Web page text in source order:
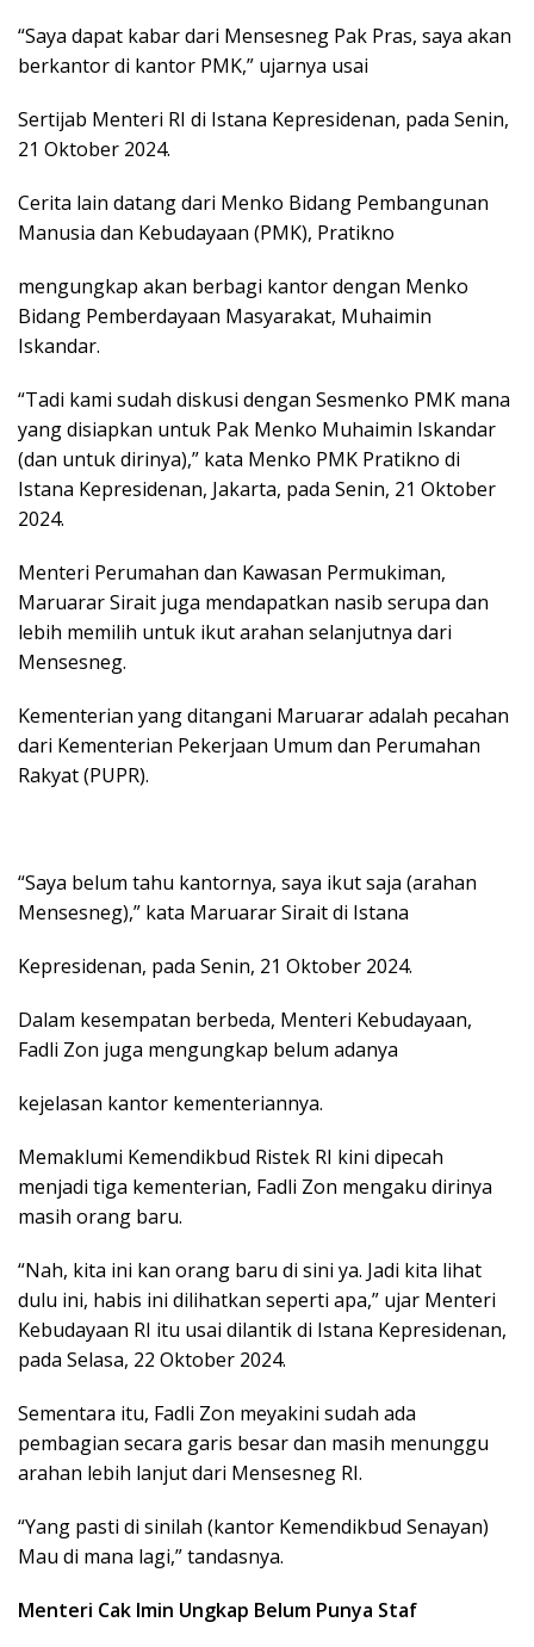
“Saya dapat kabar dari Mensesneg Pak Pras, saya akan
berkantor di kantor PMK,” ujarnya usai
Sertijab Menteri RI di Istana Kepresidenan, pada Senin,
21 Oktober 2024.
Cerita lain datang dari Menko Bidang Pembangunan
Manusia dan Kebudayaan (PMK), Pratikno
mengungkap akan berbagi kantor dengan Menko
Bidang Pemberdayaan Masyarakat, Muhaimin
Iskandar.
“Tadi kami sudah diskusi dengan Sesmenko PMK mana
yang disiapkan untuk Pak Menko Muhaimin Iskandar
(dan untuk dirinya),” kata Menko PMK Pratikno di
Istana Kepresidenan, Jakarta, pada Senin, 21 Oktober
2024.
Menteri Perumahan dan Kawasan Permukiman,
Maruarar Sirait juga mendapatkan nasib serupa dan
lebih memilih untuk ikut arahan selanjutnya dari
Mensesneg.
Kementerian yang ditangani Maruarar adalah pecahan
dari Kementerian Pekerjaan Umum dan Perumahan
Rakyat (PUPR).
“Saya belum tahu kantornya, saya ikut saja (arahan
Mensesneg),” kata Maruarar Sirait di Istana
Kepresidenan, pada Senin, 21 Oktober 2024.
Dalam kesempatan berbeda, Menteri Kebudayaan,
Fadli Zon juga mengungkap belum adanya
kejelasan kantor kementeriannya.
Memaklumi Kemendikbud Ristek RI kini dipecah
menjadi tiga kementerian, Fadli Zon mengaku dirinya
masih orang baru.
“Nah, kita ini kan orang baru di sini ya. Jadi kita lihat
dulu ini, habis ini dilihatkan seperti apa,” ujar Menteri
Kebudayaan RI itu usai dilantik di Istana Kepresidenan,
pada Selasa, 22 Oktober 2024.
Sementara itu, Fadli Zon meyakini sudah ada
pembagian secara garis besar dan masih menunggu
arahan lebih lanjut dari Mensesneg RI.
“Yang pasti di sinilah (kantor Kemendikbud Senayan)
Mau di mana lagi,” tandasnya.
Menteri Cak Imin Ungkap Belum Punya Staf